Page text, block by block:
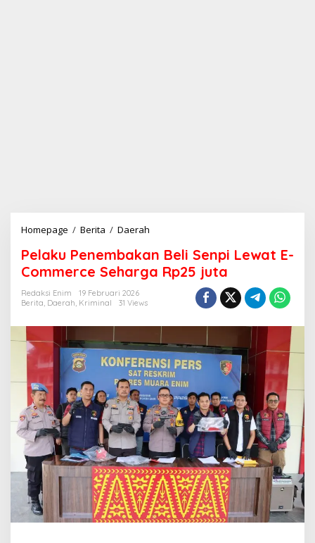
Homepage / Berita / Daerah
l
a
k
e
m
b
a
k
a
n
B
l
i
S
e
n
p
Pelaku Penembakan Beli Senpi Lewat E-
Commerce Seharga Rp25 juta
Redaksi Enim
19 Februari 2026
Berita, Daerah, Kriminal 31 Views